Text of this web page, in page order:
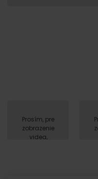
Prosím, pre
zobrazenie
videa,